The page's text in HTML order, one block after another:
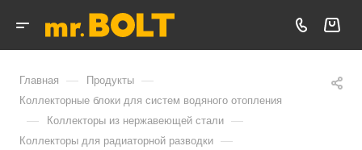
Главная — Продукты —
Коллекторные блоки для систем водяного отопления
— Коллекторы из нержавеющей стали —
Коллекторы для радиаторной разводки —